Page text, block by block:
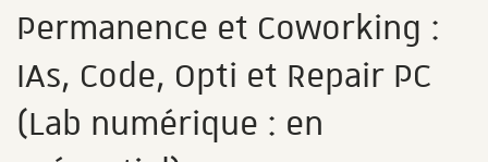
Permanence et Coworking :
IAs, Code, Opti et Repair PC
(Lab numérique : en